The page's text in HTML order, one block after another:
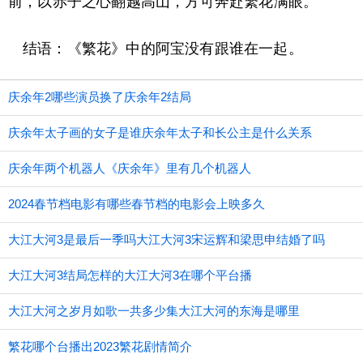
结语：《繁花》中的阿宝没有跟谁在一起。
庆余年2哪些演员换了庆余年2结局
庆余年太子画的女子是谁庆余年太子和长公主是什么关系
庆余年两个机器人《庆余年》里有几个机器人
2024春节档电影有哪些春节档的电影会上映多久
大江大河3是最后一季吗大江大河3宋运辉和梁思申结婚了吗
大江大河3结局怎样的大江大河3在哪个平台播
大江大河之岁月如歌一共多少集大江大河的东海是哪里
繁花哪个台播出2023繁花剧情简介